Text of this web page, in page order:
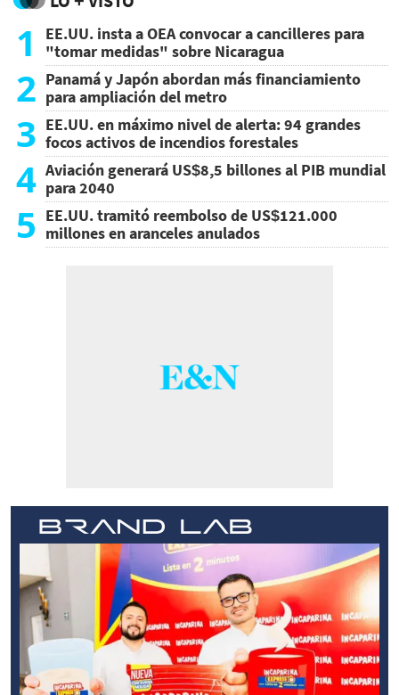
1
EE.UU. insta a OEA convocar a cancilleres para
"tomar medidas" sobre Nicaragua
2 Panamá y Japón abordan más financiamiento
para ampliación del metro
3 EE.UU. en máximo nivel de alerta: 94 grandes
focos activos de incendios forestales
4 Aviación generará US$8,5 billones al PIB mundial
para 2040
5 EE.UU. tramitó reembolso de US$121.000
millones en aranceles anulados